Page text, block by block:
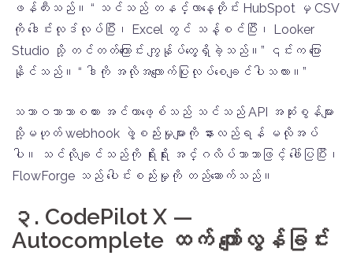
ဖန်တီးသည်။ “ သင်သည် တနင်္လာနေ့တိုင်း HubSpot မှ CSV
ကို ဒေါင်းလုဒ်လုပ်ပြီး၊ Excel တွင် သန့်စင်ပြီး၊ Looker
Studio သို့ တင်တတ်ကြောင်း ကျွန်ုပ်တွေ့ရှိခဲ့သည်။” ၎င်းက ပြော
နိုင်သည်။ “ ဒါကို အလိုအလျောက်ပြုလုပ်စေချင်ပါသလား။”
သဘာဝဘာသာစကား အင်တာဖေ့စ်သည် သင်သည် API အဆုံးစွန်များ
သို့မဟုတ် webhook ဖွဲ့စည်းမှုများကို နားလည်ရန် မလိုအပ်
ပါ။ သင်လိုချင်သည်ကို ရိုးရိုး အင်္ဂလိပ်ဘာသာဖြင့် ဖေါ်ပြပြီး၊
FlowForge သည် ပေါင်းစည်းမှုကို တည်ဆောက်သည်။
၃. CodePilot X —
Autocomplete ထက် ကျော်လွန်ခြင်း